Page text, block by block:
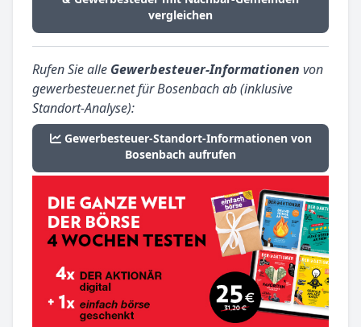
vergleichen
Rufen Sie alle Gewerbesteuer-Informationen von
gewerbesteuer.net für Bosenbach ab (inklusive
Standort-Analyse):
Gewerbesteuer-Standort-Informationen von
Bosenbach aufrufen